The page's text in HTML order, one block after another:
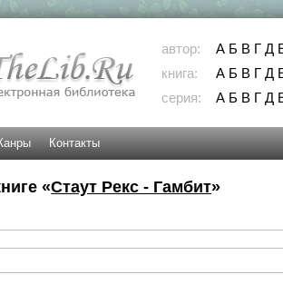
автор: А Б В Г Д
книга:
А Б В Г Д
серия:
А Б В Г Д
Контакты
«Стаут Рекс - Гамбит»